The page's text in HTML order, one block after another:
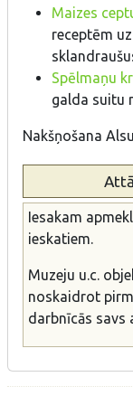
Maizes
receptēm
Spēlmaņu
galda suitu
Nakšņošana
Iesakam
ieskatiem.
Muzeju u.c.
noskaidrot
darbnīcās savs